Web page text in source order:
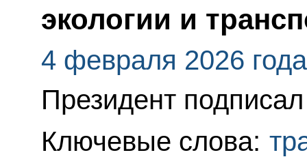
экологии и
4 февраля 2026 года
Президент
Ключевые слова: